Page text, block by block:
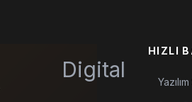
Digital
HIZLI